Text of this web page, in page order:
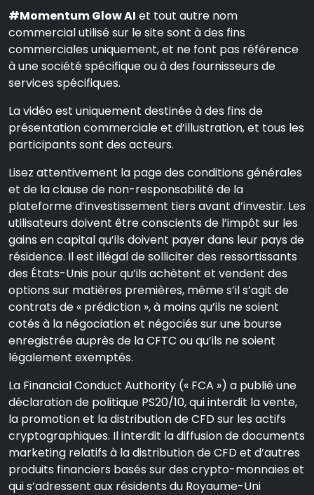
#Momentum Glow AI et tout autre nom
commercial utilisé sur le site sont à des fins
commerciales uniquement, et ne font pas référence
à une société spécifique ou à des fournisseurs de
services spécifiques.
La vidéo est uniquement destinée à des fins de
présentation commerciale et d’illustration, et tous les
participants sont des acteurs.
Lisez attentivement la page des conditions générales
et de la clause de non-responsabilité de la
plateforme d’investissement tiers avant d’investir. Les
utilisateurs doivent être conscients de l’impôt sur les
gains en capital qu’ils doivent payer dans leur pays de
résidence. Il est illégal de solliciter des ressortissants
des États-Unis pour qu’ils achètent et vendent des
options sur matières premières, même s’il s’agit de
contrats de « prédiction », à moins qu’ils ne soient
cotés à la négociation et négociés sur une bourse
enregistrée auprès de la CFTC ou qu’ils ne soient
légalement exemptés.
La Financial Conduct Authority (« FCA ») a publié une
déclaration de politique PS20/10, qui interdit la vente,
la promotion et la distribution de CFD sur les actifs
cryptographiques. Il interdit la diffusion de documents
marketing relatifs à la distribution de CFD et d’autres
produits financiers basés sur des crypto-monnaies et
qui s’adressent aux résidents du Royaume-Uni